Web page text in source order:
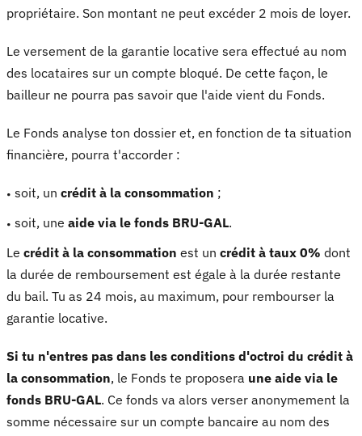
propriétaire. Son montant ne peut excéder 2 mois de loyer.
Le versement de la garantie locative sera effectué au nom
des locataires sur un compte bloqué. De cette façon, le
bailleur ne pourra pas savoir que l'aide vient du Fonds.
Le Fonds analyse ton dossier et, en fonction de ta situation
financière, pourra t'accorder :
soit, un crédit à la consommation ;
soit, une aide via le fonds BRU-GAL.
Le crédit à la consommation est un crédit à taux 0% dont
la durée de remboursement est égale à la durée restante
du bail. Tu as 24 mois, au maximum, pour rembourser la
garantie locative.
Si tu n'entres pas dans les conditions d'octroi du crédit à
la consommation, le Fonds te proposera une aide via le
fonds BRU-GAL. Ce fonds va alors verser anonymement la
somme nécessaire sur un compte bancaire au nom des